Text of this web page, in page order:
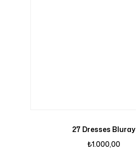
27 Dresses Bluray
₺1.000,00